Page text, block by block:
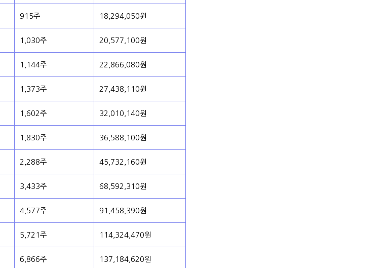
915주 18,294,050원
1,030주 20,577,100원
1,144주 22,866,080원
1,373주 27,438,110원
1,602주 32,010,140원
1,830주 36,588,100원
2,288주 45,732,160원
3,433주 68,592,310원
4,577주 91,458,390원
5,721주 114,324,470원
6,866주 137,184,620원